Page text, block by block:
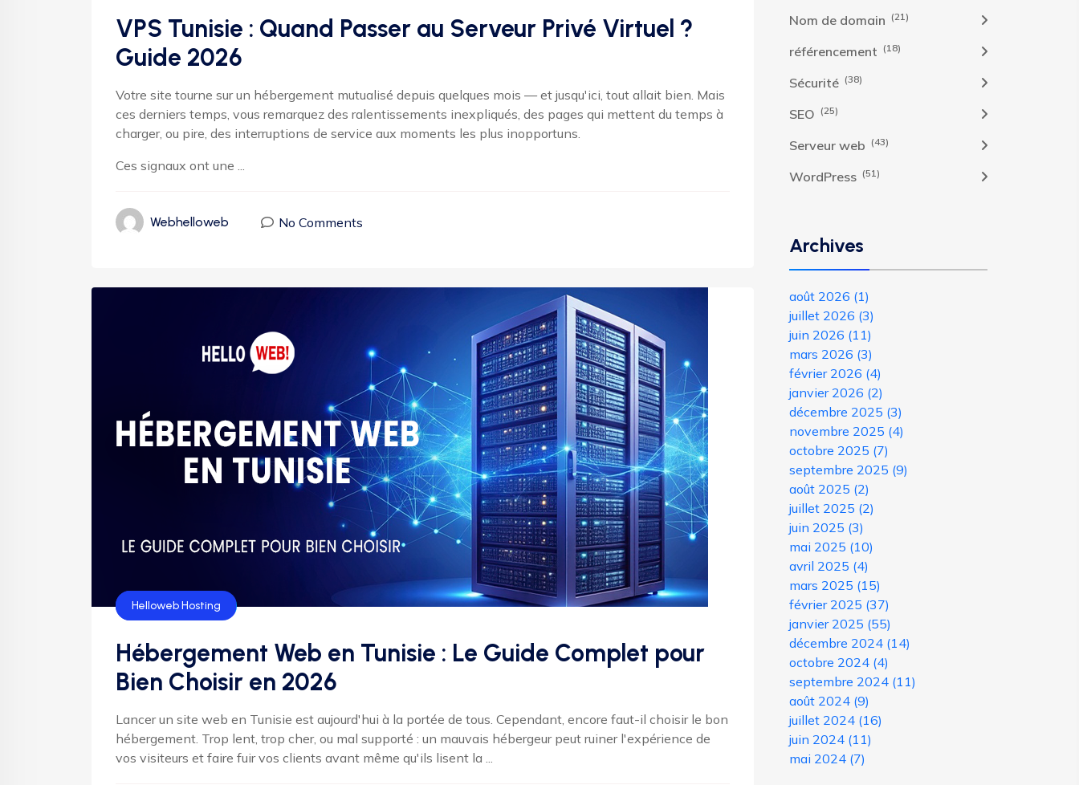
VPS Tunisie : Quand Passer au Serveur Privé Virtuel ?
Guide 2026
Votre site tourne sur un hébergement mutualisé depuis quelques mois — et jusqu'ici, tout allait bien. Mais
ces derniers temps, vous remarquez des ralentissements inexpliqués, des pages qui mettent du temps à
charger, ou pire, des interruptions de service aux moments les plus inopportuns.
Ces signaux ont une ...
Webhelloweb No Comments
Hébergement
Helloweb Hosting
Hébergement Web en Tunisie : Le Guide Complet pour
Bien Choisir en 2026
Lancer un site web en Tunisie est aujourd'hui à la portée de tous. Cependant, encore faut-il choisir le bon
hébergement. Trop lent, trop cher, ou mal supporté : un mauvais hébergeur peut ruiner l'expérience de
vos visiteurs et faire fuir vos clients avant même qu'ils lisent la ...
Nom de domain (21)
référencement (18)
Sécurité (38)
SEO (25)
Serveur web (43)
WordPress (51)
Archives
août 2026 (1)
juillet 2026 (3)
juin 2026 (11)
mars 2026 (3)
février 2026 (4)
janvier 2026 (2)
décembre 2025 (3)
novembre 2025 (4)
octobre 2025 (7)
septembre 2025 (9)
août 2025 (2)
juillet 2025 (2)
juin 2025 (3)
mai 2025 (10)
avril 2025 (4)
mars 2025 (15)
février 2025 (37)
janvier 2025 (55)
décembre 2024 (14)
octobre 2024 (4)
septembre 2024 (11)
août 2024 (9)
juillet 2024 (16)
juin 2024 (11)
mai 2024 (7)